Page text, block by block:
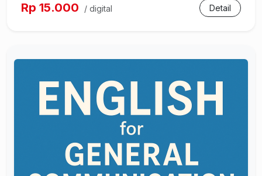
Rp 15.000 / digital Detail